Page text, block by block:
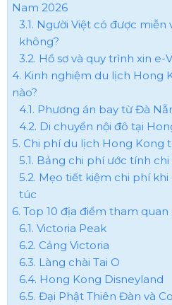
Nam 2026
3.1. Người Việt có được miễn
không?
3.2. Hồ sơ và quy trình xin e-
4. Kinh nghiệm du lịch Hong
nào?
4.1. Phương án bay từ Đà
4.2. Di chuyển nội đô tại
5. Chi phí du lịch Hong Kong
5.1. Bảng chi phí ước tính
5.2. Mẹo tiết kiệm chi phí
túc
6. Top 10 địa điểm tham
6.1. Victoria Peak
6.2. Cảng Victoria
6.3. Làng chài Tai O
6.4. Hong Kong Disneyland
6.5. Đại Phật Thiên Đàn và